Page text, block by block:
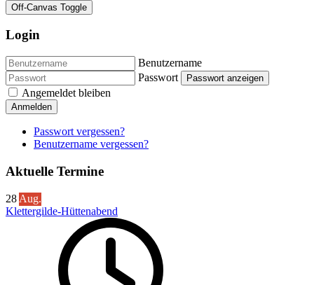
Off-Canvas Toggle
Login
Benutzername
Passwort
Passwort anzeigen
Angemeldet bleiben
Anmelden
Passwort vergessen?
Benutzername vergessen?
Aktuelle Termine
28 Aug.
Klettergilde-Hüttenabend